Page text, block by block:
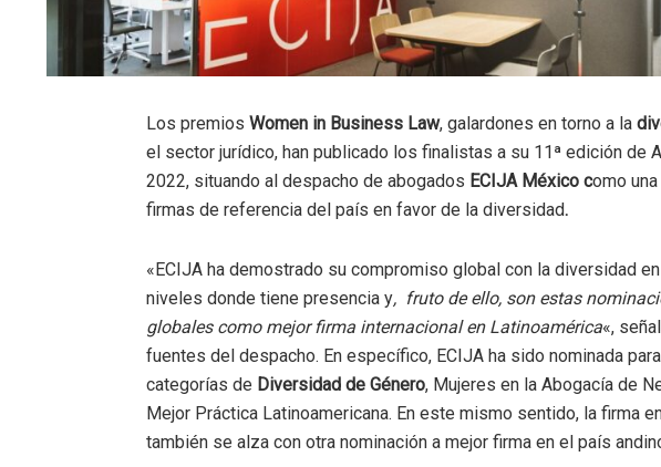
Los premios Women in Business Law, galardones en torno a la
el sector jurídico, han publicado los finalistas a su 11ª edición de
2022, situando al despacho de abogados ECIJA México como
firmas de referencia del país en favor de la diversidad.
«ECIJA ha demostrado su compromiso global con la diversidad
niveles donde tiene presencia y, fruto de ello, son estas
globales como mejor firma internacional en Latinoamérica«,
fuentes del despacho. En específico, ECIJA ha sido nominada
categorías de Diversidad de Género, Mujeres en la Abogacía de
Mejor Práctica Latinoamericana. En este mismo sentido, la firma
también se alza con otra nominación a mejor firma en el país